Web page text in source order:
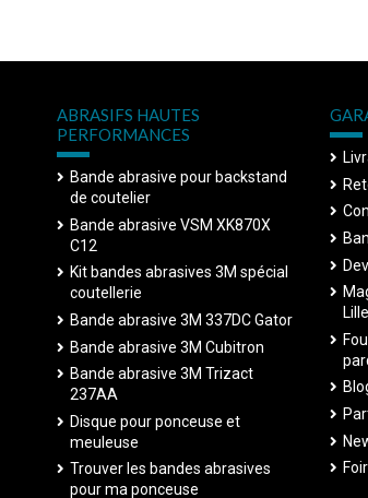
ABRASIFS HAUTES
PERFORMANCES
Bande abrasive pour backstand
de coutelier
Bande abrasive VSM XK870X
C12
Kit bandes abrasives 3M spécial
coutellerie
Bande abrasive 3M 337DC Gator
Bande abrasive 3M Cubitron
Bande abrasive 3M Trizact
237AA
Disque pour ponceuse et
meuleuse
Trouver les bandes abrasives
pour ma ponceuse